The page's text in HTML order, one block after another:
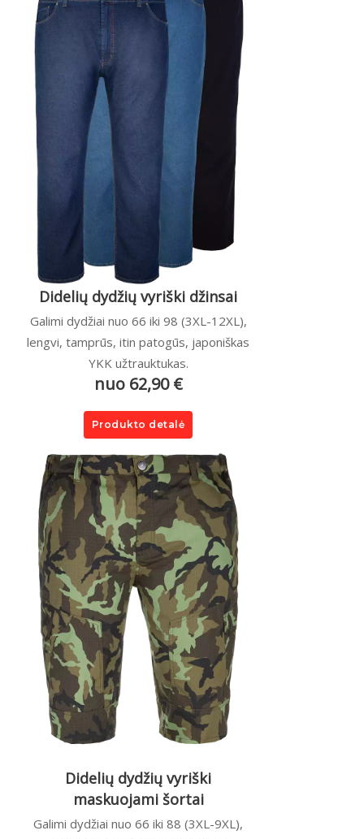
Didelių dydžių vyriški džinsai
Galimi dydžiai nuo 66 iki 98 (3XL-12XL),
lengvi, tamprūs, itin patogūs, japoniškas
YKK užtrauktukas.
nuo 62,90 €
Produkto detalė
Didelių dydžių vyriški
maskuojami šortai
Galimi dydžiai nuo 66 iki 88 (3XL-9XL),